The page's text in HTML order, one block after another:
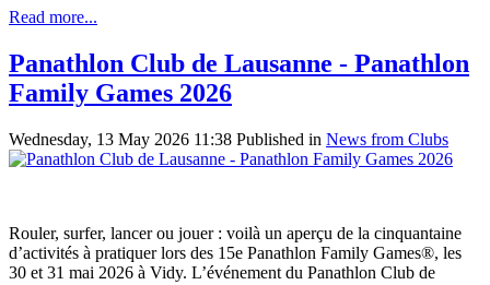
Read more...
Panathlon Club de Lausanne - Panathlon
Family Games 2026
Wednesday, 13 May 2026 11:38 Published in News from Clubs
Rouler, surfer, lancer ou jouer : voilà un aperçu de la cinquantaine
d’activités à pratiquer lors des 15e Panathlon Family Games®, les
30 et 31 mai 2026 à Vidy. L’événement du Panathlon Club de